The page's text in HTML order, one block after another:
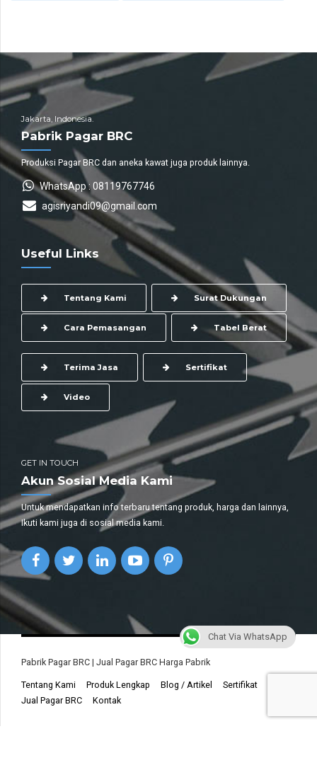
Jakarta, Indonesia.
Pabrik Pagar BRC
Produksi Pagar BRC dan aneka kawat juga produk lainnya.
WhatsApp : 08119767746
agisriyandi09@gmail.com
Useful Links
Tentang Kami Surat Dukungan
Cara Pemasangan Tabel Berat
Terima Jasa Sertifikat
Video
GET IN TOUCH
Akun Sosial Media Kami
Untuk mendapatkan info terbaru tentang produk, harga dan lainnya,
Ikuti kami juga di sosial media kami.
Pabrik Pagar BRC | Jual Pagar BRC Harga Pabrik
Tentang Kami Produk Lengkap Blog / Artikel
Sertifikat
Jual Pagar BRC
Kontak
Chat Via WhatsApp